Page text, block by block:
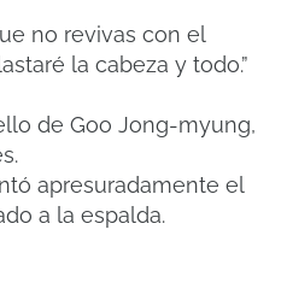
no revivas con el
la cabeza y todo.”
de Goo Jong-myung,
apresuradamente el
a la espalda.